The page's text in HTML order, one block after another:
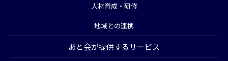
人材育成・研修
地域との連携
あと会が提供するサービス